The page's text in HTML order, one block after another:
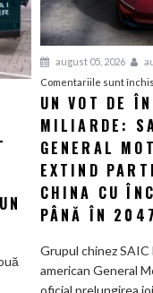
august 05, 2026
Comentariile sunt
UN VOT DE
MILIARDE:
GENERAL
EXTIND
CHINA CU
PÂNĂ ÎN 2047
Grupul chinez
american General
oficial prelungirea